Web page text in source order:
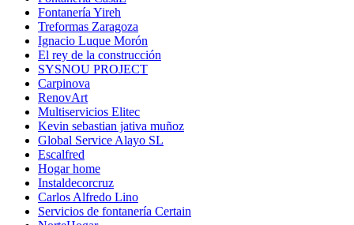
Fontanería Yireh
Treformas Zaragoza
Ignacio Luque Morón
El rey de la construcción
SYSNOU PROJECT
Carpinova
RenovArt
Multiservicios Elitec
Kevin sebastian jativa muñoz
Global Service Alayo SL
Escalfred
Hogar home
Instaldecorcruz
Carlos Alfredo Lino
Servicios de fontanería Certain